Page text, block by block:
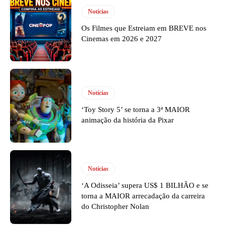
Notícias
Os Filmes que Estreiam em BREVE nos
Cinemas em 2026 e 2027
Notícias
‘Toy Story 5’ se torna a 3ª MAIOR
animação da história da Pixar
Notícias
‘A Odisseia’ supera US$ 1 BILHÃO e se
torna a MAIOR arrecadação da carreira
do Christopher Nolan